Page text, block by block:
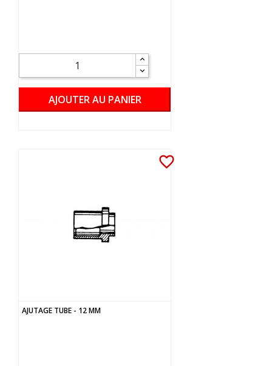
AJOUTER AU PANIER
favorite_border
AJUTAGE TUBE - 12 MM